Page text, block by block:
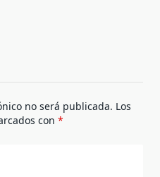
no será publicada. Los
con *